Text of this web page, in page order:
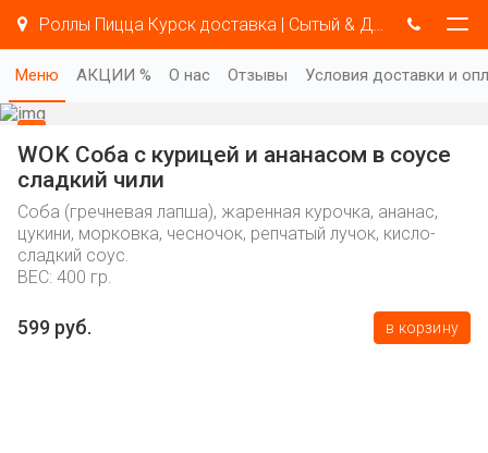
Роллы Пицца Курск доставка | Сытый & Добрый
Меню АКЦИИ % О нас Отзывы Условия доставки и
WOK Соба с курицей и ананасом в соусе
сладкий чили
Соба (гречневая лапша), жаренная курочка, ананас,
цукини, морковка, чесночок, репчатый лучок, кисло-
сладкий соус.
ВЕС: 400 гр.
599 руб. в корзину